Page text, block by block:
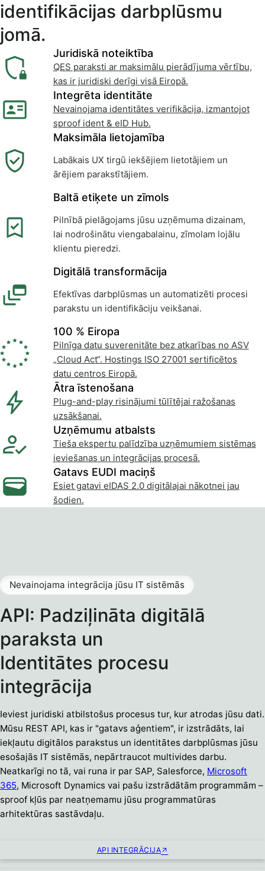
identifikācijas darbplūsmu
jomā.
Juridiskā noteiktība
QES paraksti ar maksimālu pierādījuma vērtību,
kas ir juridiski derīgi visā Eiropā.
Integrēta identitāte
Nevainojama identitātes verifikācija, izmantojot
sproof ident & eID Hub.
Maksimāla lietojamība
Labākais UX tirgū iekšējiem lietotājiem un
ārējiem parakstītājiem.
Baltā etiķete un zīmols
Pilnībā pielāgojams jūsu uzņēmuma dizainam,
lai nodrošinātu viengabalainu, zīmolam lojālu
klientu pieredzi.
Digitālā transformācija
Efektīvas darbplūsmas un automatizēti procesi
parakstu un identifikāciju veikšanai.
100 % Eiropa
Pilnīga datu suverenitāte bez atkarības no ASV
„Cloud Act“. Hostings ISO 27001 sertificētos
datu centros Eiropā.
Ātra īstenošana
Plug-and-play risinājumi tūlītējai ražošanas
uzsākšanai.
Uzņēmumu atbalsts
Tieša ekspertu palīdzība uzņēmumiem sistēmas
ieviešanas un integrācijas procesā.
Gatavs EUDI maciņš
Esiet gatavi eIDAS 2.0 digitālajai nākotnei jau
šodien.
API: Padziļināta digitālā
paraksta un
Identitātes procesu
integrācija
Nevainojama integrācija jūsu IT sistēmās
Ieviest juridiski atbilstošus procesus tur, kur atrodas jūsu dati.
Mūsu REST API, kas ir "gatavs aģentiem", ir izstrādāts, lai
iekļautu digitālos parakstus un identitātes darbplūsmas jūsu
esošajās IT sistēmās, nepārtraucot multivides darbu.
Neatkarīgi no tā, vai runa ir par SAP, Salesforce, Microsoft
365, Microsoft Dynamics vai pašu izstrādātām programmām –
sproof kļūs par neatņemamu jūsu programmatūras
arhitektūras sastāvdaļu.
API INTEGRĀCIJA